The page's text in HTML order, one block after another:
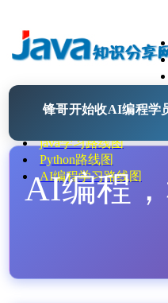
Java开源项目
java学习路线图
Python路线图
AI编程学习路线图
锋哥开始收AI编程学
AI编程